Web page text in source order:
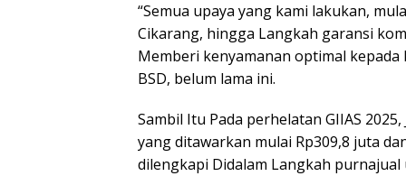
“Semua upaya yang kami lakukan,
Cikarang, hingga Langkah garansi
Memberi kenyamanan optimal kepada
BSD, belum lama ini.
Sambil Itu Pada perhelatan GIIAS
yang ditawarkan mulai Rp309,8 juta
dilengkapi Didalam Langkah